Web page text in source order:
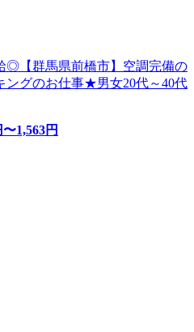
◎【群馬県前橋市】空調完備の
ングのお仕事★男女20代～40代
〜1,563円